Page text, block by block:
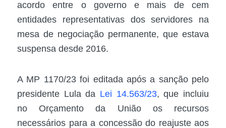
acordo entre o governo e mais de cem
entidades representativas dos servidores na
mesa de negociação permanente, que estava
suspensa desde 2016.
A MP 1170/23 foi editada após a sanção pelo
presidente Lula da Lei 14.563/23, que incluiu
no Orçamento da União os recursos
necessários para a concessão do reajuste aos